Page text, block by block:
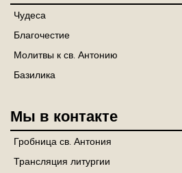
Чудеса
Благочестие
Молитвы к св. Антонию
Базилика
Мы в контакте
Гробница св. Антония
Трансляция литургии